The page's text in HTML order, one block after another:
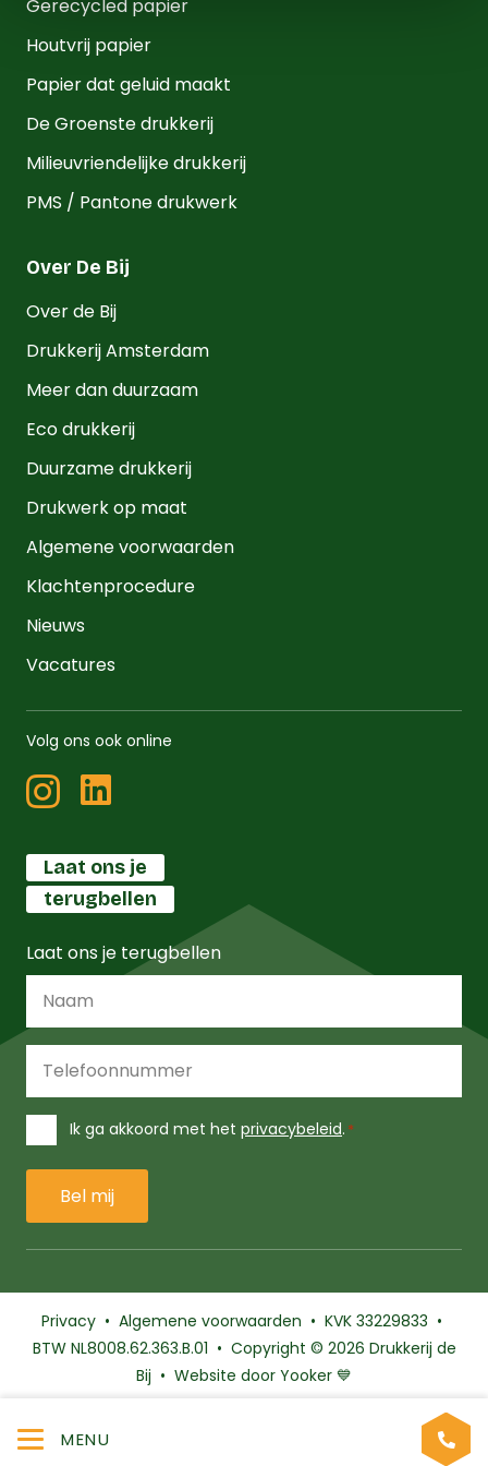
MENU
Gerecycled papier
Houtvrij papier
Papier dat geluid maakt
De Groenste drukkerij
Milieuvriendelijke drukkerij
PMS / Pantone drukwerk
Over De Bij
Over de Bij
Drukkerij Amsterdam
Meer dan duurzaam
Eco drukkerij
Duurzame drukkerij
Drukwerk op maat
Algemene voorwaarden
Klachtenprocedure
Nieuws
Vacatures
Volg ons ook online
Laat ons je
terugbellen
Laat ons je terugbellen
Telefoonnummer
Instemming
Ik ga akkoord met het privacybeleid. *
Privacy • Algemene voorwaarden • KVK 33229833 •
BTW NL8008.62.363.B.01 • Copyright © 2026 Drukkerij de
Bij • Website door Yooker 💙